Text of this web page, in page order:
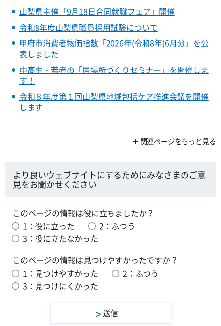
山梨県主催「9月18日合同就職フェア」開催
令和8年度山梨県職員採用試験について
甲府市消費者物価指数「2026年(令和8年)6月分」を公
表しました
中高生・若者の「居場所づくりセミナー」を開催しま
す！
令和８年度第１回山梨県地域包括ケア推進会議を開催
します
関連ページをもっと見る
より良いウェブサイトにするためにみなさまのご意
見をお聞かせください
このページの情報は役に立ちましたか？
1：役に立った
2：ふつう
3：役に立たなかった
このページの情報は見つけやすかったですか？
1：見つけやすかった
2：ふつう
3：見つけにくかった